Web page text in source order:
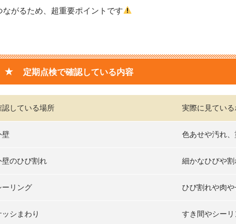
ながるため、超重要ポイントです
★ 定期点検で確認している内容
認している場所 実際に見ている
壁 色あせや汚れ
壁のひび割れ 細かなひびや
ーリング ひび割れや肉
ッシまわり すき間やシー